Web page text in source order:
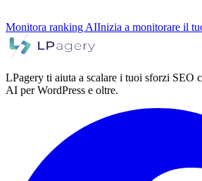
Monitora ranking AIInizia a monitorare il
LPagery ti aiuta a scalare i tuoi sforzi SEO
AI per WordPress e oltre.